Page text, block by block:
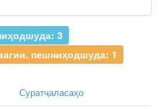
3
пешниҳодшуда: 1
Суратҷаласаҳо